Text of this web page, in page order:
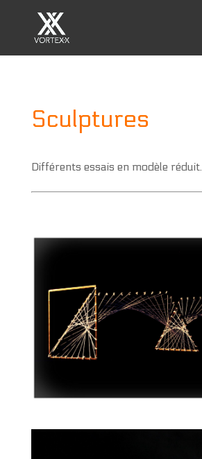
Sculptures
Différents essais en modèle réduit.